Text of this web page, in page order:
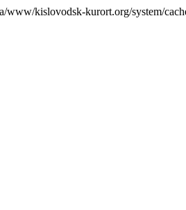
www/kislovodsk-kurort.org/system/